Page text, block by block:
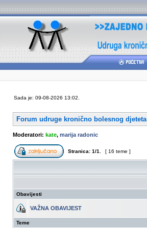
Sada je: 09-08-2026 13:02.
Forum udruge kronično bolesnog djeteta
Moderatori: kate, marija radonic
Stranica: 1/1 [ 16 teme ]
Obavijesti
VAŽNA OBAVIJEST
Teme